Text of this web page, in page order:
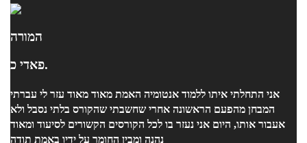
המורה
פאדי כ.
אני התחלתי איתו ללמוד אנטומיה האמת מאוד מאוד עזר לי עברתי
המבחן מהפעם הראשונה אחרי שחשבתי שהקורס בלתי נסבל ולא
אעבור אותו, היום אני נעזר בו לכל הקורסים הקשורים לסיעוד ומאוד
נהנה ומבין החומר על ידיו באמת תודה